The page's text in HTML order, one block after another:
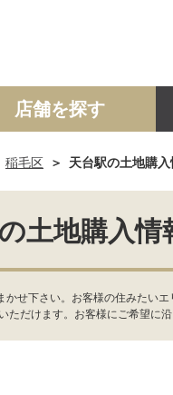
土地 事
店舗を探す
稲毛区 天台駅の土地購入
土地購入情
せ下さい。お客様の住みたい
だけます。お客様にご希望に